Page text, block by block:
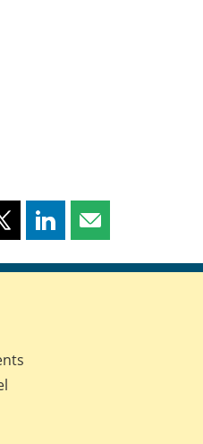
Partager
page
Partager
page
Partager
page